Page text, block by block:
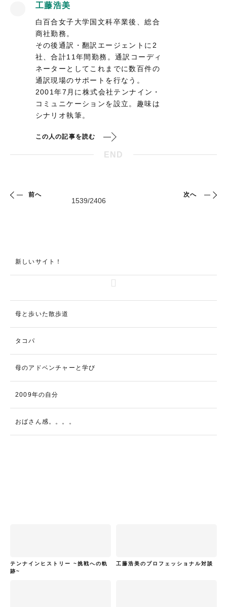
工藤浩美
白百合女子大学国文科卒業後、総合
商社勤務。
その後通訳・翻訳エージェントに2
社、合計11年間勤務。通訳コーディ
ネーターとしてこれまでに数百件の
通訳現場のサポートを行なう。
2001年7月に株式会社テンナイン・
コミュニケーションを設立。趣味は
シナリオ執筆。
この人の記事を読む
END
前へ 次へ
新しいサイト！
母と歩いた散歩道
タコパ
母のアドベンチャーと学び
2009年の自分
おばさん感。。。。
テンナインヒストリー ~挑戦への軌
跡~
工藤浩美のプロフェッショナル対談